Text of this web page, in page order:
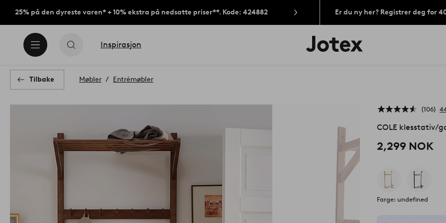
25% på den dyreste varen* + 10% ekstra på nedsatte priser**. Kode: 424882 Er du ny her? Registrer deg for
Inspirasjon
Jotex’
logo
Tilbake Møbler Entrémøbler
106
COLE klesstativ/
2,299 NOK
Farge: undefined